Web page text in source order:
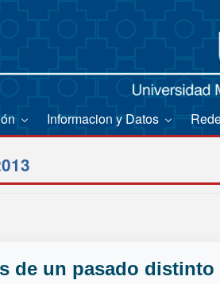
Informacion y Datos
de un pasado distinto